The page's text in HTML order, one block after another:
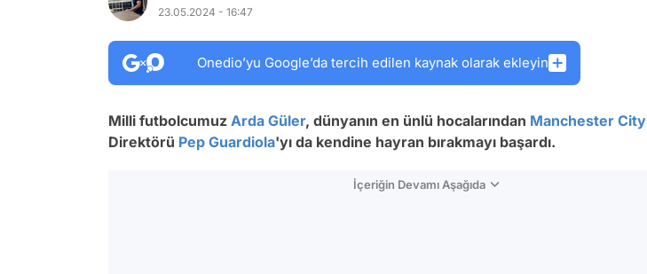
23.05.2024 - 16:47
Onedio’yu Google’da tercih edilen kaynak olarak ekleyin
Milli futbolcumuz Arda Güler, dünyanın en ünlü hocalarından Manchester City
Direktörü Pep Guardiola'yı da kendine hayran bırakmayı başardı.
İçeriğin Devamı Aşağıda